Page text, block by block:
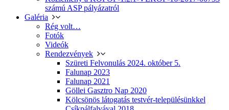
számú ASP pályázatról
Galéria
Rég volt…
Fotók
Videók
Rendezvények
Szüreti Felvonulás 2024. október 5.
Falunap 2023
Falunap 2021
Göllei Gasztro Nap 2020
Kölcsönös látogatás testvér-településünkkel